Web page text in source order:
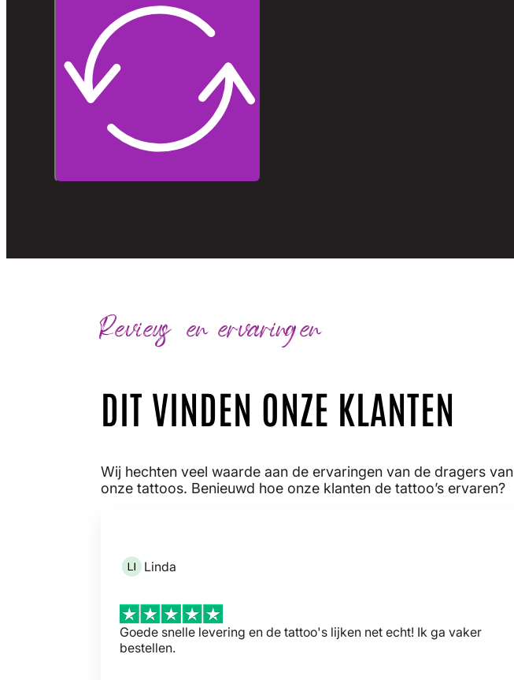
Reviews en ervaringen
DIT VINDEN ONZE KLANTEN
Wij hechten veel waarde aan de ervaringen van de dragers van
onze tattoos. Benieuwd hoe onze klanten de tattoo’s ervaren?
Linda
Goede snelle levering en de tattoo's lijken net echt! Ik ga vaker
bestellen.